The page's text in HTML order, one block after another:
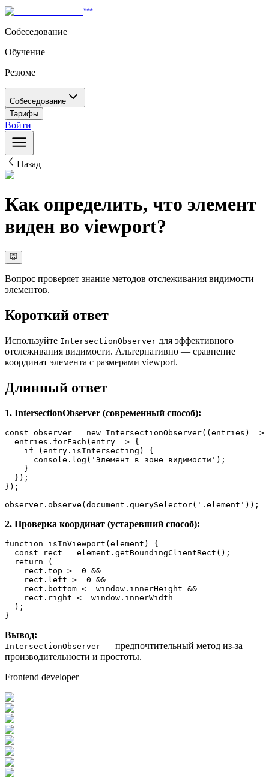
Собеседование
Обучение
Резюме
Собеседование
Тарифы
Войти
Назад
Как определить, что элемент
виден во viewport?
Вопрос проверяет знание методов отслеживания видимости
элементов.
Короткий ответ
Используйте IntersectionObserver для эффективного
отслеживания видимости. Альтернативно — сравнение
координат элемента с размерами viewport.
Длинный ответ
1. IntersectionObserver (современный способ):
const observer = new IntersectionObserver( ( entries ) =>
  entries.
forEach ( entry => {
if (entry. isIntersecting ) {
console . log ( 'Элемент в зоне видимости' );
    }
  });
});
observer. observe ( document . querySelector( '.element' ));
2. Проверка координат (устаревший способ):
function isInViewport ( element ) {
const rect = element. getBoundingClientRect ();
return (
    rect.
top >= 0 &&
    rect.
left >= 0 &&
    rect.
bottom <= window . innerHeight &&
    rect.
right <= window . innerWidth
  );
}
Вывод:
IntersectionObserver — предпочтительный метод из-за
производительности и простоты.
Frontend developer